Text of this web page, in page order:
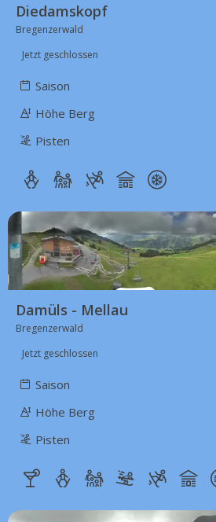
Diedamskopf
Bregenzerwald
Jetzt geschlossen
Saison
Höhe Berg
Pisten
Damüls - Mellau
Bregenzerwald
Jetzt geschlossen
Saison
Höhe Berg
Pisten